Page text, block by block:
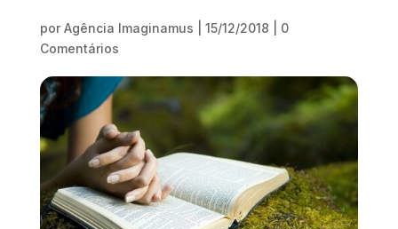
por Agência Imaginamus 15/12/2018
0
Comentários